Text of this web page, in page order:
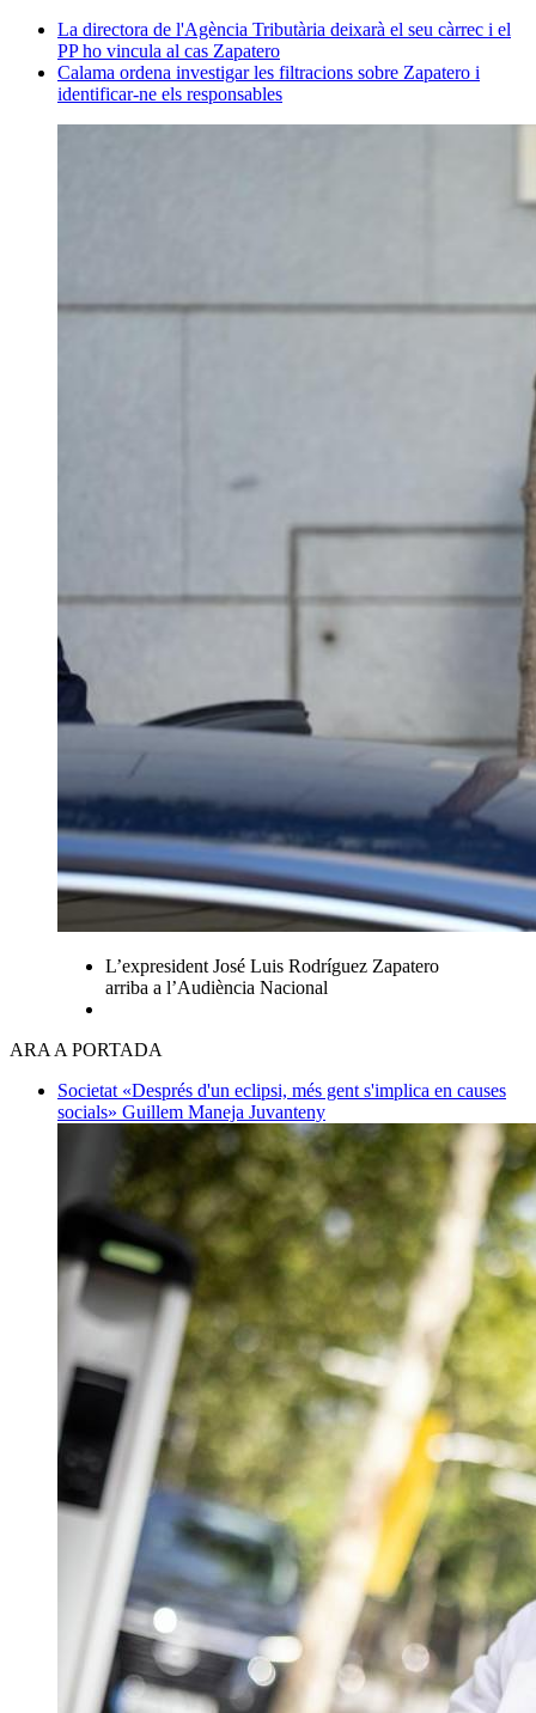
La directora de l'Agència Tributària deixarà el seu càrrec i el
PP ho vincula al cas Zapatero
Calama ordena investigar les filtracions sobre Zapatero i
identificar-ne els responsables
L’expresident José Luis Rodríguez Zapatero
arriba a l’Audiència Nacional
ARA A PORTADA
Societat «Després d'un eclipsi, més gent s'implica en causes
socials» Guillem Maneja Juvanteny